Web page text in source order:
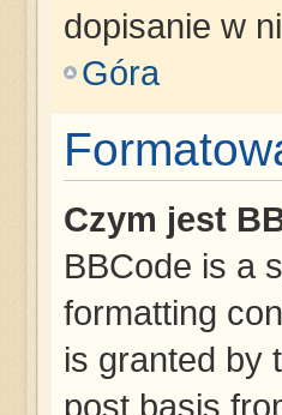
dopisanie w
Góra
Czym jest
BBCode is a
formatting
is granted by
post basis